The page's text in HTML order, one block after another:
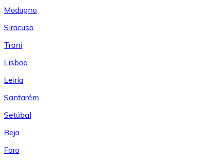
Modugno
Siracusa
Trani
Lisboa
Leiría
Santarém
Setúbal
Beja
Faro